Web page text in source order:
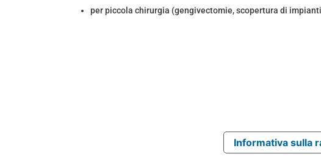
per piccola chirurgia (gengivectomie, scopertura di
Informativa sulla